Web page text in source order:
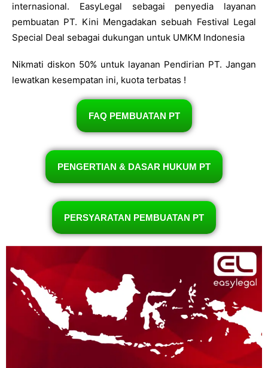
internasional. EasyLegal sebagai penyedia layanan
pembuatan PT. Kini Mengadakan sebuah Festival Legal
Special Deal sebagai dukungan untuk UMKM Indonesia
Nikmati diskon 50% untuk layanan Pendirian PT. Jangan
lewatkan kesempatan ini, kuota terbatas !
FAQ PEMBUATAN PT
PENGERTIAN & DASAR HUKUM PT
PERSYARATAN PEMBUATAN PT